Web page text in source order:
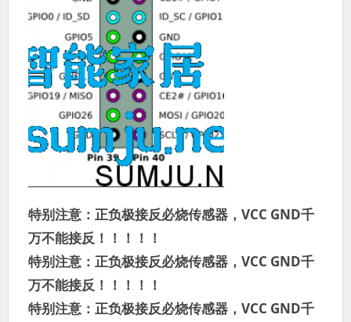
特别注意：正负极接反必烧传感器，VCC GND千
万不能接反！！！！！
特别注意：正负极接反必烧传感器，VCC GND千
万不能接反！！！！！
特别注意：正负极接反必烧传感器，VCC GND千